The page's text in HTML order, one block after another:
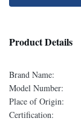
Product Details
Brand Name:
Model Number:
Place of Origin:
Certification: